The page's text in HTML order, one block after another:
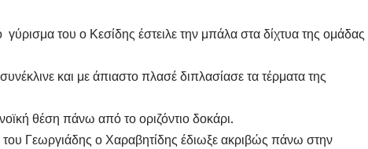
του ο Κεσίδης έστειλε την μπάλα στα δίχτυα της ομάδας
και με άπιαστο πλασέ διπλασίασε τα τέρματα της
θέση πάνω από το οριζόντιο δοκάρι.
Γεωργιάδης ο Χαραβητίδης έδιωξε ακριβώς πάνω στην